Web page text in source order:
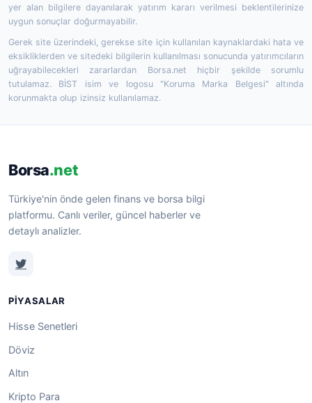
yer alan bilgilere dayanılarak yatırım kararı verilmesi beklentilerinize
uygun sonuçlar doğurmayabilir.
Gerek site üzerindeki, gerekse site için kullanılan kaynaklardaki hata ve
eksikliklerden ve sitedeki bilgilerin kullanılması sonucunda yatırımcıların
uğrayabilecekleri zararlardan Borsa.net hiçbir şekilde sorumlu
tutulamaz. BİST isim ve logosu "Koruma Marka Belgesi" altında
korunmakta olup izinsiz kullanılamaz.
Borsa.net
Türkiye'nin önde gelen finans ve borsa bilgi
platformu. Canlı veriler, güncel haberler ve
detaylı analizler.
PIYASALAR
Hisse Senetleri
Döviz
Altın
Kripto Para